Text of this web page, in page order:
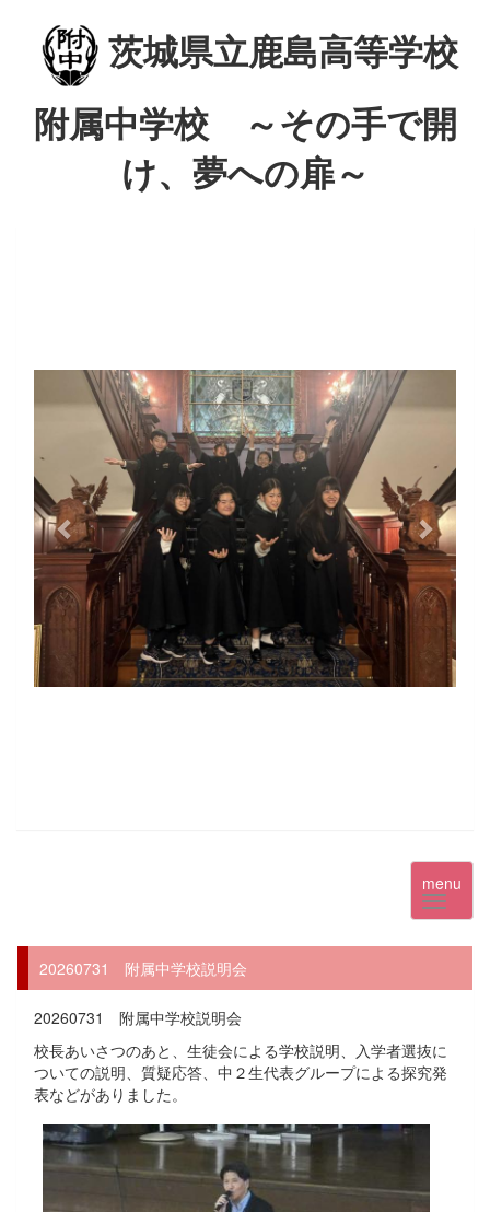
茨城県立鹿島高等学校
附属中学校 ～その手で開
け、夢への扉～
i
o
s
menu
20260731 附属中学校説明会
20260731 附属中学校説明会
校長あいさつのあと、生徒会による学校説明、入学者選抜に
ついての説明、質疑応答、中２生代表グループによる探究発
表などがありました。